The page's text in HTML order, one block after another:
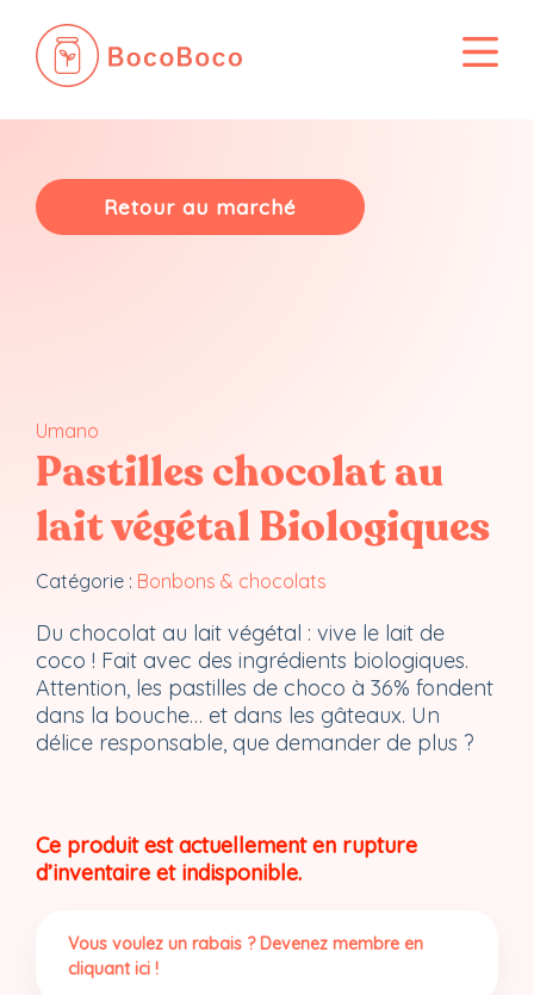
contenu
Retour au marché
Umano
Pastilles chocolat au
lait végétal Biologiques
Catégorie : Bonbons & chocolats
Du chocolat au lait végétal : vive le lait de
coco ! Fait avec des ingrédients biologiques.
Attention, les pastilles de choco à 36% fondent
dans la bouche… et dans les gâteaux. Un
délice responsable, que demander de plus ?
Ce produit est actuellement en rupture
d’inventaire et indisponible.
Vous voulez un rabais ? Devenez membre en
cliquant ici !